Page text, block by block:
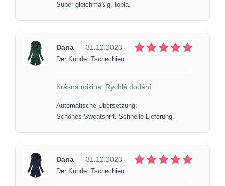
Super gleichmäßig, topla.
Dana 31.12.2023
Der Kunde: Tschechien
Krásná mikina. Rychlé dodání.
Automatische Übersetzung:
Schönes Sweatshirt. Schnelle Lieferung.
Dana 31.12.2023
Der Kunde: Tschechien